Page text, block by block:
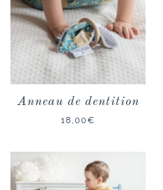
Anneau de dentition
18,00 €